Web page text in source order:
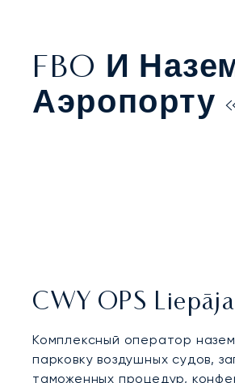
FBO И
Аэропорту
CWY OPS
Комплексный оператор
парковку воздушных судов,
таможенных процедур,